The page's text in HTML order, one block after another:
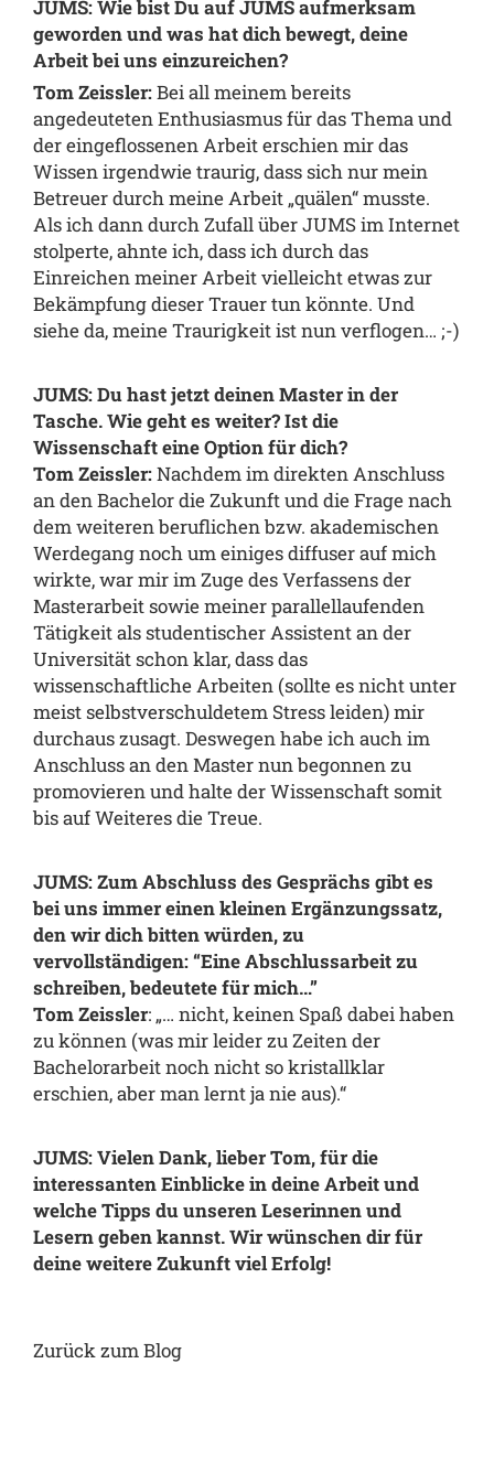
JUMS: Wie bist Du auf JUMS aufmerksam
geworden und was hat dich bewegt, deine
Arbeit bei uns einzureichen?
Tom Zeissler:Bei all meinem bereits
angedeuteten Enthusiasmus für das Thema und
der eingeflossenen Arbeit erschien mir das
Wissen irgendwie traurig, dass sich nur mein
Betreuer durch meine Arbeit „quälen“ musste.
Als ich dann durch Zufall über JUMS im Internet
stolperte, ahnte ich, dass ich durch das
Einreichen meiner Arbeit vielleicht etwas zur
Bekämpfung dieser Trauer tun könnte. Und
siehe da, meine Traurigkeit ist nun verflogen… ;-)
JUMS: Du hast jetzt deinen Master in der
Tasche. Wie geht es weiter? Ist die
Wissenschaft eine Option für dich?
Tom Zeissler:Nachdem im direkten Anschluss
an den Bachelor die Zukunft und die Frage nach
dem weiteren beruflichen bzw. akademischen
Werdegang noch um einiges diffuser auf mich
wirkte, war mir im Zuge des Verfassens der
Masterarbeit sowie meiner parallellaufenden
Tätigkeit als studentischer Assistent an der
Universität schon klar, dass das
wissenschaftliche Arbeiten (sollte es nicht unter
meist selbstverschuldetem Stress leiden) mir
durchaus zusagt. Deswegen habe ich auch im
Anschluss an den Master nun begonnen zu
promovieren und halte der Wissenschaft somit
bis auf Weiteres die Treue.
JUMS: Zum Abschluss des Gesprächs gibt es
bei uns immer einen kleinen Ergänzungssatz,
den wir dich bitten würden, zu
vervollständigen: “Eine Abschlussarbeit zu
schreiben, bedeutete für mich…”
Tom Zeissler: „… nicht, keinen Spaß dabei haben
zu können (was mir leider zu Zeiten der
Bachelorarbeit noch nicht so kristallklar
erschien, aber man lernt ja nie aus).“
JUMS: Vielen Dank, lieber Tom, für die
interessanten Einblicke in deine Arbeit und
welche Tipps du unseren Leserinnen und
Lesern geben kannst. Wir wünschen dir für
deine weitere Zukunft viel Erfolg!
Zurück zum Blog